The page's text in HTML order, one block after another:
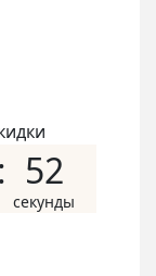
51